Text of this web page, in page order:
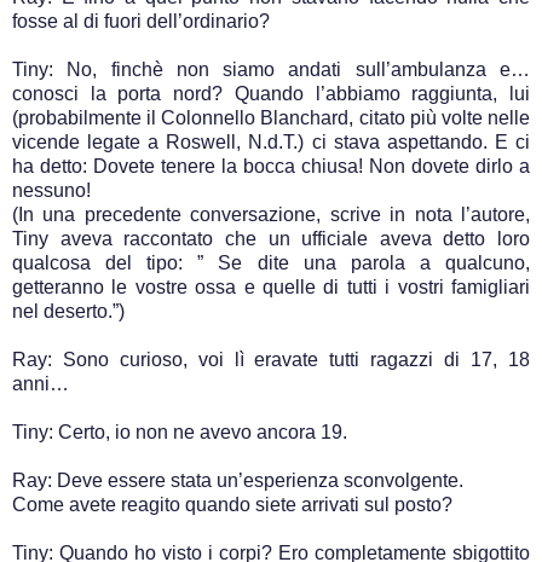
fosse al di fuori dell’ordinario?
Tiny: No, finchè non siamo andati sull’ambulanza e…
conosci la porta nord? Quando l’abbiamo raggiunta, lui
(probabilmente il Colonnello Blanchard, citato più volte nelle
vicende legate a Roswell, N.d.T.) ci stava aspettando. E ci
ha detto: Dovete tenere la bocca chiusa! Non dovete dirlo a
nessuno!
(In una precedente conversazione, scrive in nota l’autore,
Tiny aveva raccontato che un ufficiale aveva detto loro
qualcosa del tipo: ” Se dite una parola a qualcuno,
getteranno le vostre ossa e quelle di tutti i vostri famigliari
nel deserto.”)
Ray: Sono curioso, voi lì eravate tutti ragazzi di 17, 18
anni…
Tiny: Certo, io non ne avevo ancora 19.
Ray: Deve essere stata un’esperienza sconvolgente.
Come avete reagito quando siete arrivati sul posto?
Tiny: Quando ho visto i corpi? Ero completamente sbigottito